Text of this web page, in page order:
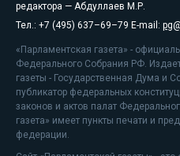
редактора — Абдуллаев М.Р.
Тел.: +7 (495) 637–69–79 E-mail:
«Парламентская газета» -
Федерального Собрания РФ.
газеты - Государственная Дума и
публикатор федеральных
законов и актов палат
газета» имеет пункты печати и
федерации.